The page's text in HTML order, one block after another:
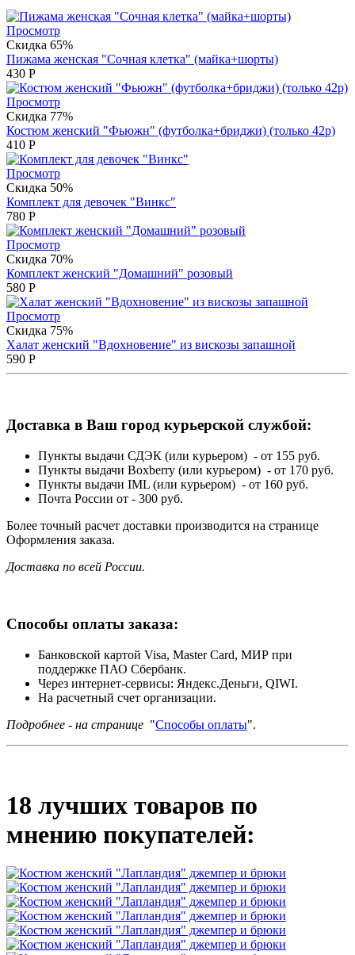
Просмотр
Скидка 65%
Пижама женская "Сочная клетка" (майка+шорты)
430 Р
Просмотр
Скидка 77%
Костюм женский "Фьюжн" (футболка+бриджи) (только 42р)
410 Р
Просмотр
Скидка 50%
Комплект для девочек "Винкс"
780 Р
Просмотр
Скидка 70%
Комплект женский "Домашний" розовый
580 Р
Просмотр
Скидка 75%
Халат женский "Вдохновение" из вискозы запашной
590 Р
Доставка в Ваш город курьерской службой:
Пункты выдачи СДЭК (или курьером) - от 155 руб.
Пункты выдачи Boxberry (или курьером) - от 170 руб.
Пункты выдачи IML (или курьером) - от 160 руб.
Почта России от - 300 руб.
Более точный расчет доставки производится на странице
Оформления заказа.
Доставка по всей России.
Способы оплаты заказа:
Банковской картой Visa, Master Card, МИР при
поддержке ПАО Сбербанк.
Через интернет-сервисы: Яндекс.Деньги, QIWI.
На расчетный счет организации.
Подробнее - на странице "Способы оплаты".
18 лучших товаров по
мнению покупателей: